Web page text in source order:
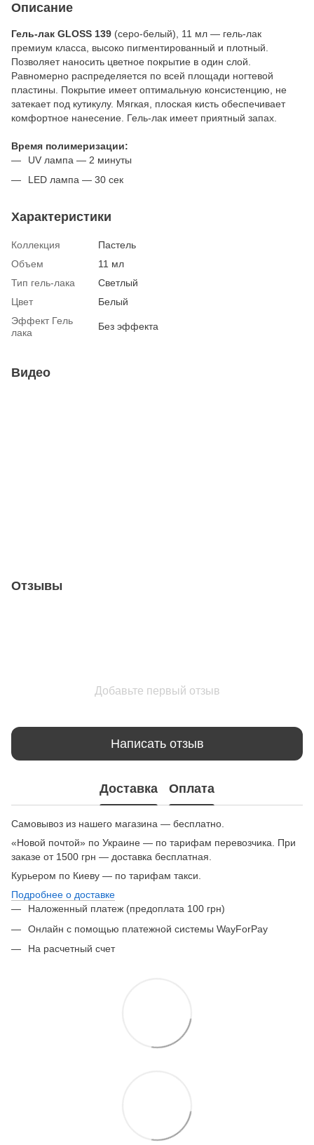
Описание
Гель-лак GLOSS 139 (серо-белый), 11 мл — гель-лак
премиум класса, высоко пигментированный и плотный.
Позволяет наносить цветное покрытие в один слой.
Равномерно распределяется по всей площади ногтевой
пластины. Покрытие имеет оптимальную консистенцию, не
затекает под кутикулу. Мягкая, плоская кисть обеспечивает
комфортное нанесение. Гель-лак имеет приятный запах.
Время полимеризации:
UV лампа — 2 минуты
LED лампа — 30 сек
Характеристики
Коллекция
Пастель
Объем
11 мл
Тип гель-лака
Светлый
Цвет
Белый
Эффект Гель
лака
Без эффекта
Видео
Отзывы
Добавьте первый отзыв
Написать отзыв
Доставка Оплата
Самовывоз из нашего магазина — бесплатно.
«Новой почтой» по Украине — по тарифам перевозчика. При
заказе от 1500 грн — доставка бесплатная.
Курьером по Киеву — по тарифам такси.
Подробнее о доставке
Наложенный платеж (предоплата 100 грн)
Онлайн с помощью платежной системы WayForPay
На расчетный счет